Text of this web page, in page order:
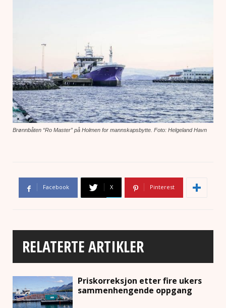
Brønnbåten “Ro Master” på Holmen for mannskapsbytte. Foto: Helgeland Havn
Facebook X Pinterest
RELATERTE ARTIKLER
Priskorreksjon etter fire ukers
sammenhengende oppgang